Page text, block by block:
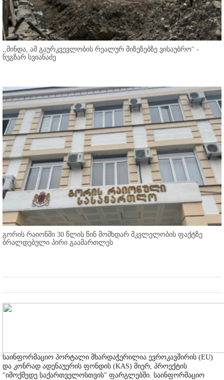
,,მინდა, ამ გაურკვევლობის რეალურ მიზეზებზე ვისაუბრო'' -
ნუგზარ სვიანაძე
გორის რაიონში 30 წლის წინ მომხდარ მკვლელობის ფაქტზე
ბრალდებული პირი გაამართლეს
საინფორმაციო პორტალი მხარდაჭერილია ევროკავშირის (EU)
და კონრად ადენაუერის ფონდის (KAS) მიერ, პროექტის
"იმოქმედე საქართველოსთვის" ფარგლებში. საინფორმაციო